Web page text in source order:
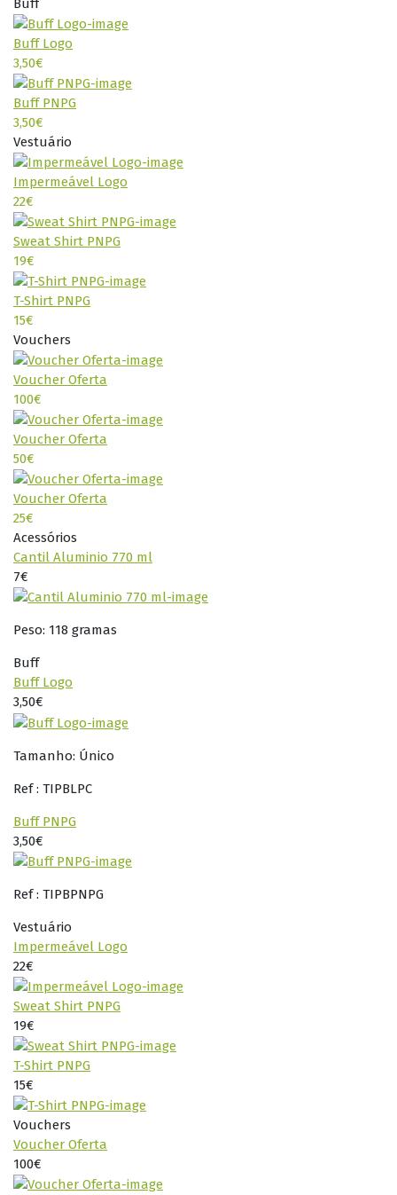
Buff
Buff Logo
3,50€
Buff PNPG
3,50€
Vestuário
Impermeável Logo
22€
Sweat Shirt PNPG
19€
T-Shirt PNPG
15€
Vouchers
Voucher Oferta
100€
Voucher Oferta
50€
Voucher Oferta
25€
Acessórios
Cantil Aluminio 770 ml
7€
Peso: 118 gramas
Buff
Buff Logo
3,50€
Tamanho: Único
Ref : TIPBLPC
Buff PNPG
3,50€
Ref : TIPBPNPG
Vestuário
Impermeável Logo
22€
Sweat Shirt PNPG
19€
T-Shirt PNPG
15€
Vouchers
Voucher Oferta
100€